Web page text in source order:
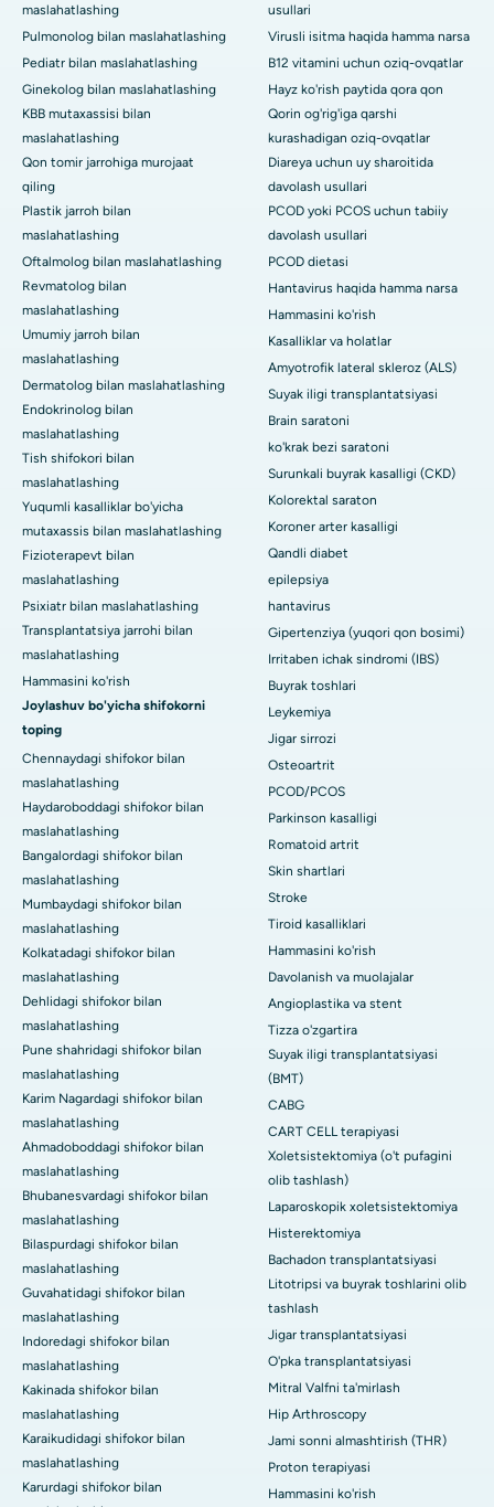
maslahatlashing
Pulmonolog bilan maslahatlashing
Pediatr bilan maslahatlashing
Ginekolog bilan maslahatlashing
KBB mutaxassisi bilan
maslahatlashing
Qon tomir jarrohiga murojaat
qiling
Plastik jarroh bilan
maslahatlashing
Oftalmolog bilan maslahatlashing
Revmatolog bilan
maslahatlashing
Umumiy jarroh bilan
maslahatlashing
Dermatolog bilan maslahatlashing
Endokrinolog bilan
maslahatlashing
Tish shifokori bilan
maslahatlashing
Yuqumli kasalliklar bo'yicha
mutaxassis bilan maslahatlashing
Fizioterapevt bilan
maslahatlashing
Psixiatr bilan maslahatlashing
Transplantatsiya jarrohi bilan
maslahatlashing
Hammasini ko'rish
Joylashuv bo'yicha shifokorni
toping
Chennaydagi shifokor bilan
maslahatlashing
Haydaroboddagi shifokor bilan
maslahatlashing
Bangalordagi shifokor bilan
maslahatlashing
Mumbaydagi shifokor bilan
maslahatlashing
Kolkatadagi shifokor bilan
maslahatlashing
Dehlidagi shifokor bilan
maslahatlashing
Pune shahridagi shifokor bilan
maslahatlashing
Karim Nagardagi shifokor bilan
maslahatlashing
Ahmadoboddagi shifokor bilan
maslahatlashing
Bhubanesvardagi shifokor bilan
maslahatlashing
Bilaspurdagi shifokor bilan
maslahatlashing
Guvahatidagi shifokor bilan
maslahatlashing
Indoredagi shifokor bilan
maslahatlashing
Kakinada shifokor bilan
maslahatlashing
Karaikudidagi shifokor bilan
maslahatlashing
Karurdagi shifokor bilan
usullari
Virusli isitma haqida hamma narsa
B12 vitamini uchun oziq-ovqatlar
Hayz ko'rish paytida qora qon
Qorin og'rig'iga qarshi
kurashadigan oziq-ovqatlar
Diareya uchun uy sharoitida
davolash usullari
PCOD yoki PCOS uchun tabiiy
davolash usullari
PCOD dietasi
Hantavirus haqida hamma narsa
Hammasini ko'rish
Kasalliklar va holatlar
Amyotrofik lateral skleroz (ALS)
Suyak iligi transplantatsiyasi
Brain saratoni
ko'krak bezi saratoni
Surunkali buyrak kasalligi (CKD)
Kolorektal saraton
Koroner arter kasalligi
Qandli diabet
epilepsiya
hantavirus
Gipertenziya (yuqori qon bosimi)
Irritaben ichak sindromi (IBS)
Buyrak toshlari
Leykemiya
Jigar sirrozi
Osteoartrit
PCOD/PCOS
Parkinson kasalligi
Romatoid artrit
Skin shartlari
Stroke
Tiroid kasalliklari
Hammasini ko'rish
Davolanish va muolajalar
Angioplastika va stent
Tizza o'zgartira
Suyak iligi transplantatsiyasi
(BMT)
CABG
CART CELL terapiyasi
Xoletsistektomiya (o't pufagini
olib tashlash)
Laparoskopik xoletsistektomiya
Histerektomiya
Bachadon transplantatsiyasi
Litotripsi va buyrak toshlarini olib
tashlash
Jigar transplantatsiyasi
O'pka transplantatsiyasi
Mitral Valfni ta'mirlash
Hip Arthroscopy
Jami sonni almashtirish (THR)
Proton terapiyasi
Hammasini ko'rish